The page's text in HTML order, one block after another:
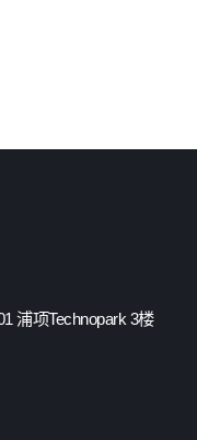
浦项Technopark 3楼